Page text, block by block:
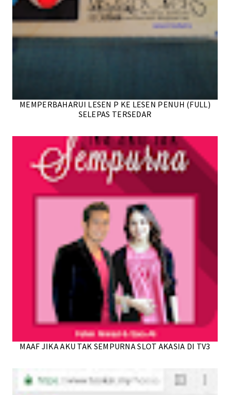
MEMPERBAHARUI LESEN P KE LESEN PENUH (FULL)
SELEPAS TERSEDAR
MAAF JIKA AKU TAK SEMPURNA SLOT AKASIA DI TV3